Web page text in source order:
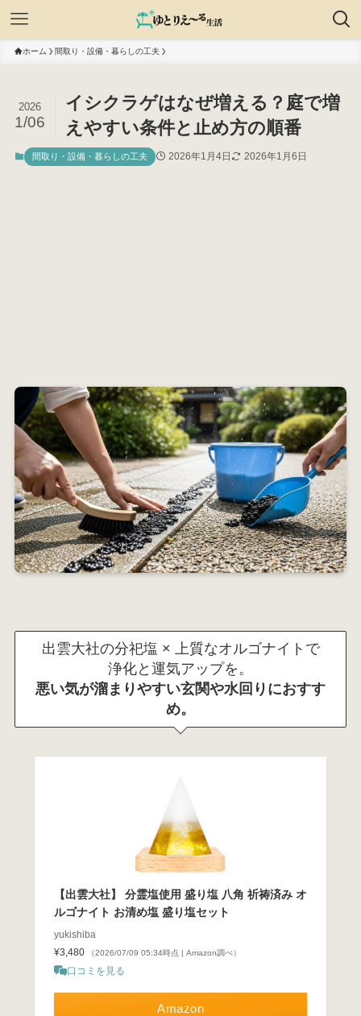
ホーム 間取り・設備・暮らしの工夫
イシクラゲはなぜ増える？庭で増
えやすい条件と止め方の順番
2026
1/06
間取り・設備・暮らしの工夫 2026年1月4日 2026年1月6日
出雲大社の分祀塩 × 上質なオルゴナイトで
浄化と運気アップを。
悪い気が溜まりやすい玄関や水回りにおすす
め。
【出雲大社】 分霊塩使用 盛り塩 八角 祈祷済み オ
ルゴナイト お清め塩 盛り塩セット
yukishiba
¥3,480
（2026/07/09 05:34時点 | Amazon調べ）
口コミを見る
Amazon